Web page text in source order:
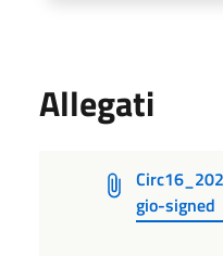
Allegati
gio-signed